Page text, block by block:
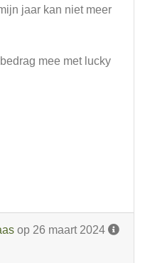
jaar kan niet meer
mee met lucky
op 26 maart 2024